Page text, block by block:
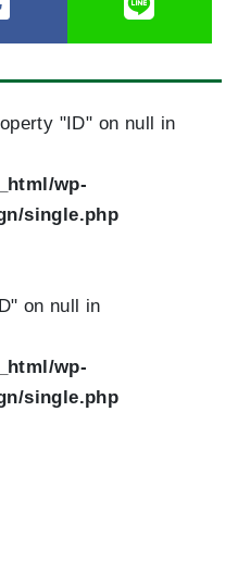
"ID" on null in
wp-
single.php
on null in
wp-
single.php